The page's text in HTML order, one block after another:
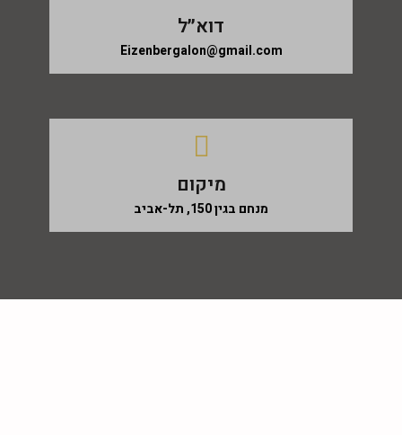
דוא״ל
Eizenbergalon@gmail.com
מיקום
מנחם בגין 150, תל-אביב